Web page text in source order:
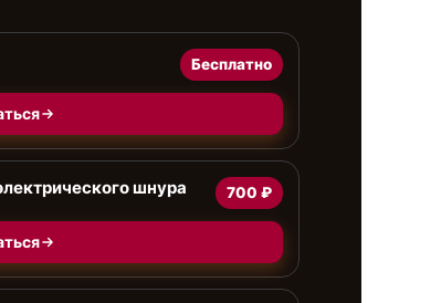
Бесплатно
шнура 700 ₽